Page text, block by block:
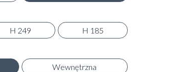
H 249 H 185
Wewnętrzna